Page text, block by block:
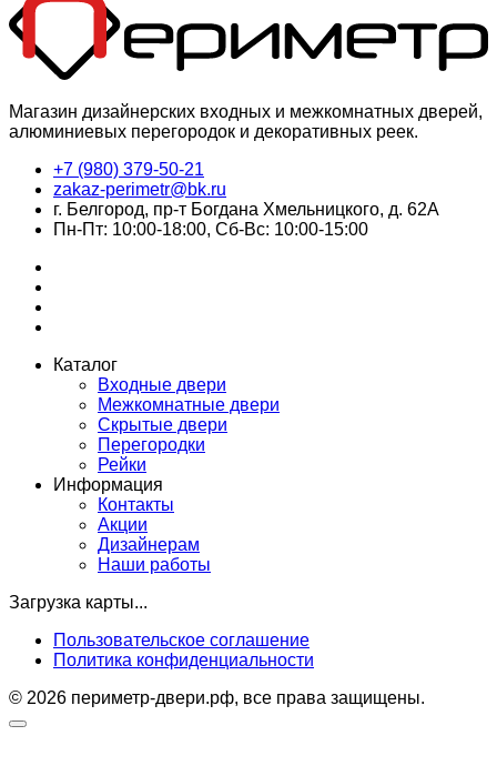
Магазин дизайнерских входных и межкомнатных дверей,
алюминиевых перегородок и декоративных реек.
+7 (980) 379-50-21
zakaz-perimetr@bk.ru
г. Белгород, пр-т Богдана Хмельницкого, д. 62А
Пн-Пт: 10:00-18:00, Сб-Вс: 10:00-15:00
Каталог
Входные двери
Межкомнатные двери
Скрытые двери
Перегородки
Рейки
Информация
Контакты
Акции
Дизайнерам
Наши работы
Загрузка карты...
Пользовательское соглашение
Политика конфиденциальности
© 2026 периметр-двери.рф, все права защищены.